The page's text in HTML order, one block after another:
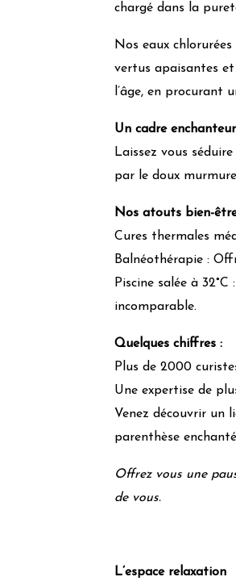
chargé dans la
Nos eaux
vertus apaisantes
l’âge, en procurant
Un cadre
Laissez vous
par le doux
Nos atouts bien-
Cures thermales
Balnéothérapie :
Piscine salée à
incomparable.
Quelques chiffres :
Plus de 2000
Une expertise de
Venez découvrir un
parenthèse
Offrez vous une
de vous.
L’espace relaxation